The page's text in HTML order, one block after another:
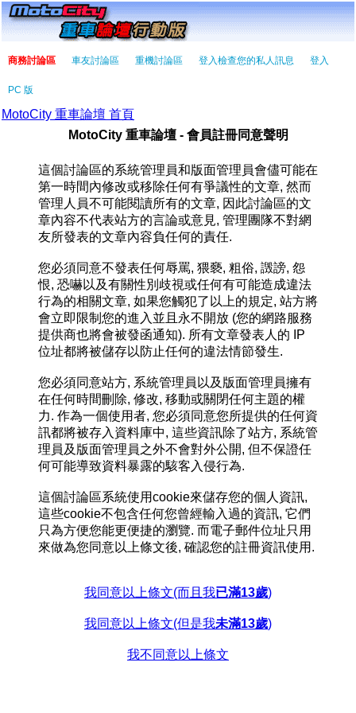
商務討論區 車友討論區 重機討論區 登入檢查您的私人訊息 登入
PC 版
MotoCity 重車論壇 首頁
MotoCity 重車論壇 - 會員註冊同意聲明
這個討論區的系統管理員和版面管理員會儘可能在
第一時間內修改或移除任何有爭議性的文章, 然而
管理人員不可能閱讀所有的文章, 因此討論區的文
章內容不代表站方的言論或意見, 管理團隊不對網
友所發表的文章內容負任何的責任.
您必須同意不發表任何辱罵, 猥褻, 粗俗, 譭謗, 怨
恨, 恐嚇以及有關性別歧視或任何有可能造成違法
行為的相關文章, 如果您觸犯了以上的規定, 站方將
會立即限制您的進入並且永不開放 (您的網路服務
提供商也將會被發函通知). 所有文章發表人的 IP
位址都將被儲存以防止任何的違法情節發生.
您必須同意站方, 系統管理員以及版面管理員擁有
在任何時間刪除, 修改, 移動或關閉任何主題的權
力. 作為一個使用者, 您必須同意您所提供的任何資
訊都將被存入資料庫中, 這些資訊除了站方, 系統管
理員及版面管理員之外不會對外公開, 但不保證任
何可能導致資料暴露的駭客入侵行為.
這個討論區系統使用cookie來儲存您的個人資訊,
這些cookie不包含任何您曾經輸入過的資訊, 它們
只為方便您能更便捷的瀏覽. 而電子郵件位址只用
來做為您同意以上條文後, 確認您的註冊資訊使用.
我同意以上條文(而且我已滿13歲)
我同意以上條文(但是我未滿13歲)
我不同意以上條文